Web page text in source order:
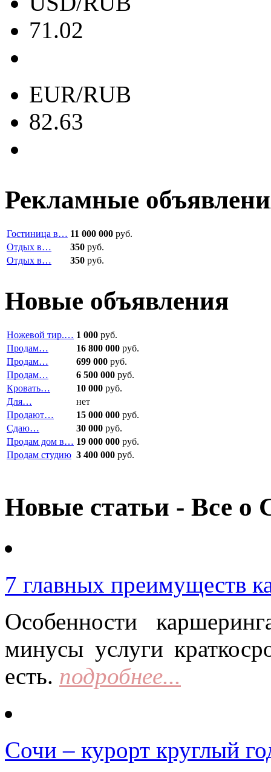
71.02
EUR/RUB
82.63
Рекламные
Гостиница в… 11 000 000 руб.
Отдых в…
350 руб.
Отдых в…
350 руб.
Новые объявления
Ножевой тир.… 1 000 руб.
Продам…
16 800 000 руб.
Продам…
699 000 руб.
Продам…
6 500 000 руб.
Кровать…
10 000 руб.
Для…
нет
Продают…
15 000 000 руб.
Сдаю…
30 000 руб.
Продам дом в… 19 000 000 руб.
Продам студию 3 400 000 руб.
Новые статьи - Все о
7 главных преимуществ
Особенности
минусы услуги
есть. подробнее...
Сочи – курорт круглый